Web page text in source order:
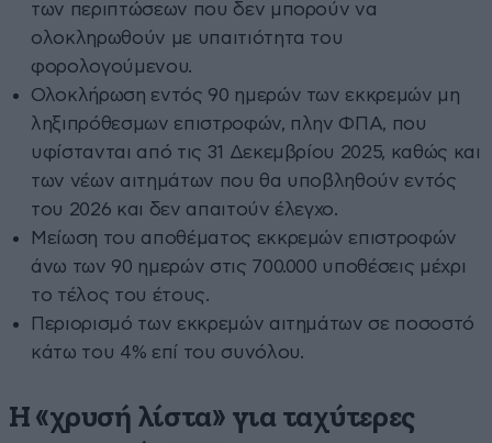
των περιπτώσεων που δεν μπορούν να
ολοκληρωθούν με υπαιτιότητα του
φορολογούμενου.
Ολοκλήρωση εντός 90 ημερών των εκκρεμών μη
ληξιπρόθεσμων επιστροφών, πλην ΦΠΑ, που
υφίστανται από τις 31 Δεκεμβρίου 2025, καθώς και
των νέων αιτημάτων που θα υποβληθούν εντός
του 2026 και δεν απαιτούν έλεγχο.
Μείωση του αποθέματος εκκρεμών επιστροφών
άνω των 90 ημερών στις 700.000 υποθέσεις μέχρι
το τέλος του έτους.
Περιορισμό των εκκρεμών αιτημάτων σε ποσοστό
κάτω του 4% επί του συνόλου.
Η «χρυσή λίστα» για ταχύτερες